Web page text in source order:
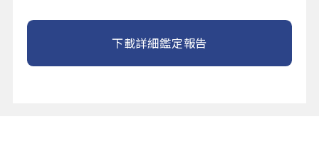
下載詳細鑑定報告